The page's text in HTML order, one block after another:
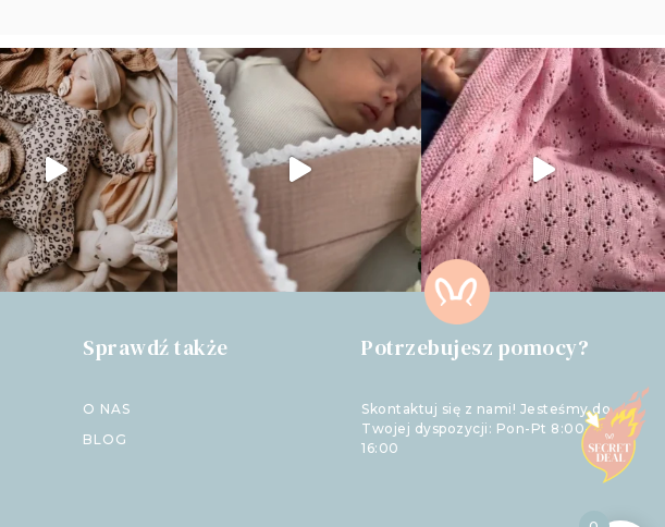
Sprawdź także
O NAS
BLOG
Potrzebujesz pomocy?
Skontaktuj się z nami! Jesteśmy do
Twojej dyspozycji: Pon-Pt 8:00-
16:00